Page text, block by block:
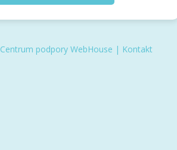
Centrum podpory WebHouse | Kontakt